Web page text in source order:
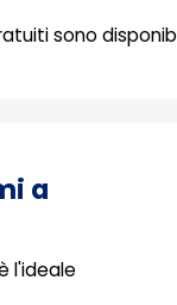
sono
a
l'ideale